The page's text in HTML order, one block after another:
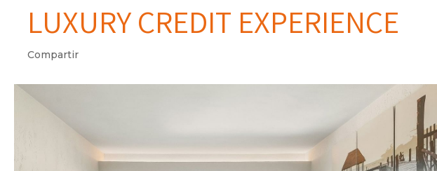
LUXURY CREDIT EXPERIENCE
Compartir